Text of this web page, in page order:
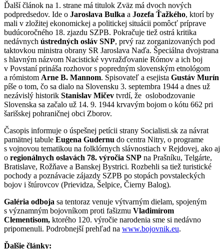
Ďalší článok na 1. strane má titulok Zväz má dvoch nových
podpredsedov. Ide o Jaroslava Bulka a Jozefa Ťažkého, ktorí by
mali v zložitej ekonomickej a politickej situácii pomôcť príprave
budúcoročného 18. zjazdu SZPB. Pokračuje tiež ostrá kritika
nedávnych ústredných osláv SNP, prvý raz zorganizovaných pod
taktovkou ministra obrany SR Jaroslava Naďa. Špeciálna dvojstrana
s hlavným názvom Nacistické vyvražďovanie Rómov a ich boj
v Povstaní prináša rozhovor s popredným slovenským etnológom
a rómistom Arne B. Mannom. Spisovateľ a esejista Gustáv Murín
píše o tom, čo sa dialo na Slovensku 3. septembra 1944 a dnes už
nezávislý historik Stanislav Mičev tvrdí, že oslobodzovanie
Slovenska sa začalo už 14. 9. 1944 krvavým bojom o kótu 662 pri
šarišskej pohraničnej obci Zborov.
Časopis informuje o úspešnej petícii strany Socialisti.sk za návrat
pamätnej tabule Eugena Gudernu do centra Nitry, o programe
s vojnovou tematikou na folklórnych slávnostiach v Rejdovej, ako aj
o regionálnych oslavách 78. výročia SNP na Prašníku, Telgárte,
Bratislave, Rožňave a Banskej Bystrici. Rozbehli sa tiež turistické
pochody a poznávacie zájazdy SZPB po stopách povstaleckých
bojov i štúrovcov (Prievidza, Šelpice, Čierny Balog).
Galéria odboja sa tentoraz venuje výtvarným dielam, spojeným
s významným bojovníkom proti fašizmu Vladimírom
Clementisom, ktorého 120. výročie narodenia sme si nedávno
pripomenuli. Podrobnejší prehľad na www.bojovnik.eu.
Ďalšie články: